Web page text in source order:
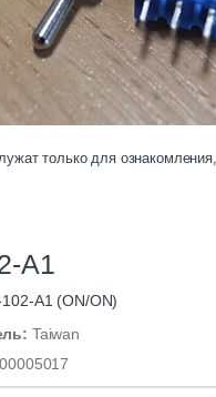
только для
А1
А1 (ON/ON)
Taiwan